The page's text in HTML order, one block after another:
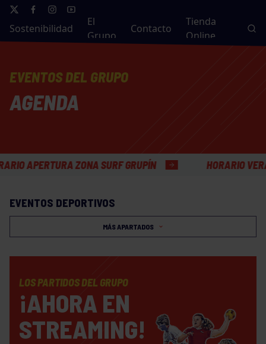
Sostenibilidad
El
Grupo
Contacto
Tienda
Online
EVENTOS DEL GRUPO
AGENDA
ZONA SURF GRUPÍN HORARIO VERANO
EVENTOS DEPORTIVOS
MÁS APARTADOS
LOS PARTIDOS DEL GRUPO
¡AHORA EN
STREAMING!